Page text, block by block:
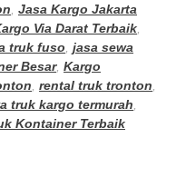
Jasa Kargo Jakarta
Via Darat Terbaik
truk fuso jasa sewa
Besar, Kargo
rental truk tronton
truk kargo termurah
Kontainer Terbaik